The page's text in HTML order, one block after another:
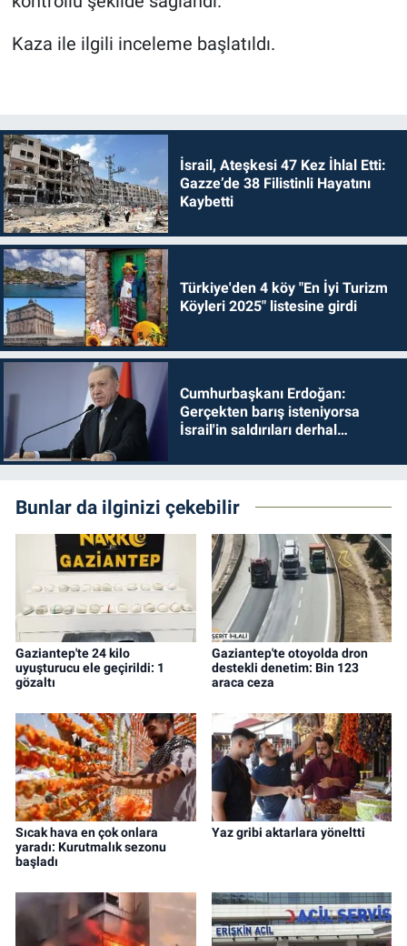
Kaza ile ilgili inceleme başlatıldı.
İsrail, Ateşkesi 47 Kez İhlal Etti:
Gazze’de 38 Filistinli Hayatını
Kaybetti
Türkiye'den 4 köy "En İyi Turizm
Köyleri 2025" listesine girdi
Cumhurbaşkanı Erdoğan:
Gerçekten barış isteniyorsa
İsrail'in saldırıları derhal
Bunlar da ilginizi çekebilir
Gaziantep'te 24 kilo
uyuşturucu ele geçirildi: 1
gözaltı
Gaziantep'te otoyolda dron
destekli denetim: Bin 123
araca ceza
Sıcak hava en çok onlara
yaradı: Kurutmalık sezonu
başladı
Yaz gribi aktarlara yöneltti